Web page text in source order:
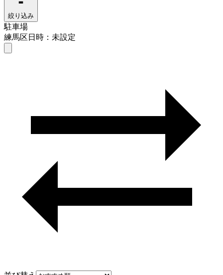
絞り込み
駐車場
練馬区日時：未設定